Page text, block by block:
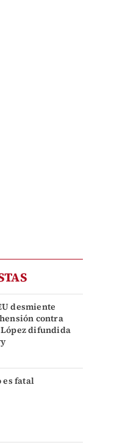
desmiente
contra
difundida
es fatal